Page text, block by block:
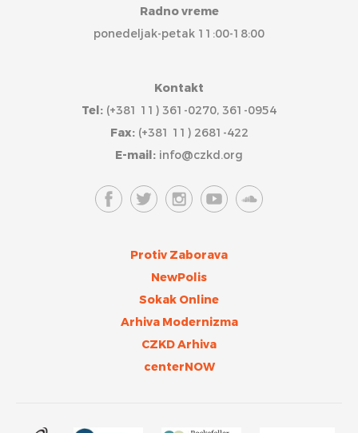
Radno vreme
ponedeljak-petak 11:00-18:00
Kontakt
Tel: (+381 11) 361-0270, 361-0954
Fax:(+381 11) 2681-422
E-mail: info@czkd.org
Protiv Zaborava
NewPolis
Sokak Online
Arhiva Modernizma
CZKD Arhiva
centerNOW